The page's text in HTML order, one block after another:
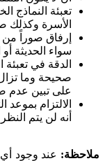
تعبئة النماذج
الأسرة وكذلك
إرفاق صوراً من
سواء الحديثة أو
الدقة في تعبئة
صحيحة وما
على تبين عدم
الالتزام بموعد
أنه لن يتم
ملاحظة: عند وجود